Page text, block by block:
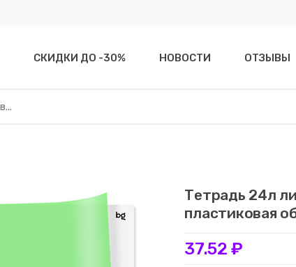
СКИДКИ ДО -30% НОВОСТИ ОТЗЫВЫ
Тетрадь 24л
пластиковая
37.52 ₽